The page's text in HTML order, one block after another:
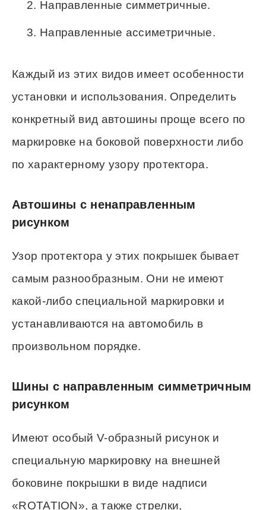
Направленные симметричные.
Направленные ассиметричные.
Каждый из этих видов имеет особенности
установки и использования. Определить
конкретный вид автошины проще всего по
маркировке на боковой поверхности либо
по характерному узору протектора.
Автошины с ненаправленным
рисунком
Узор протектора у этих покрышек бывает
самым разнообразным. Они не имеют
какой-либо специальной маркировки и
устанавливаются на автомобиль в
произвольном порядке.
Шины с направленным симметричным
рисунком
Имеют особый V-образный рисунок и
специальную маркировку на внешней
боковине покрышки в виде надписи
«ROTATION», а также стрелки,